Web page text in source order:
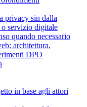
privacy sin dalla
servizio digitale
quando necessario
architettura,
DPO
in base agli attori